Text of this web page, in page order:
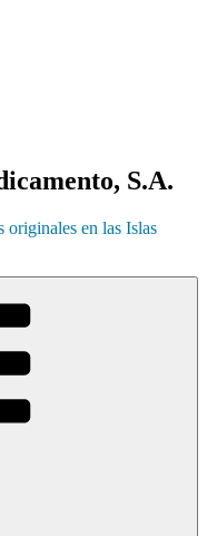
S.A.
originales en las Islas